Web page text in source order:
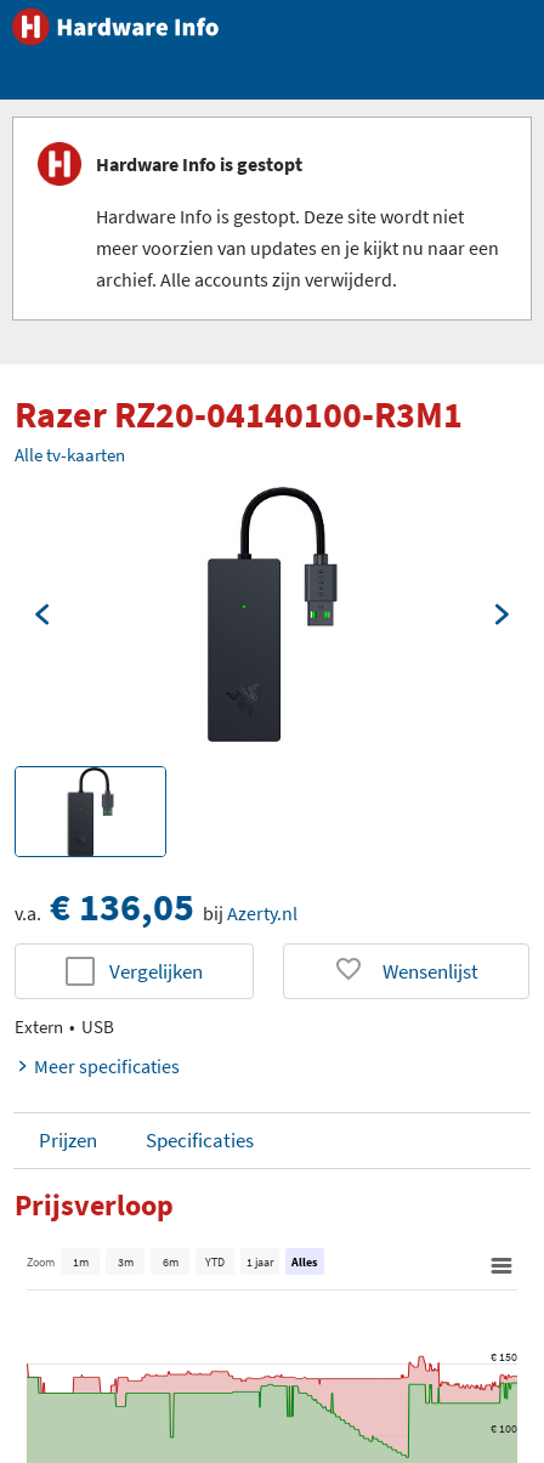
Hardware Info is gestopt
Hardware Info is gestopt. Deze site wordt niet
meer voorzien van updates en je kijkt nu naar een
archief. Alle accounts zijn verwijderd.
Razer RZ20-04140100-R3M1
Alle tv-kaarten
v.a. € 136,05 bij Azerty.nl
Vergelijken Wensenlijst
Extern USB
Meer specificaties
Prijzen Specificaties
Prijsverloop
€ 100
€ 150
Zoom 1m 3m 6m YTD 1 jaar Alles